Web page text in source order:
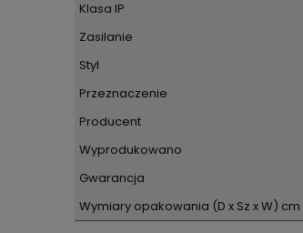
Klasa IP
Zasilanie
Styl
Przeznaczenie
Producent
Wyprodukowano
Gwarancja
Wymiary opakowania (D x Sz x W) cm